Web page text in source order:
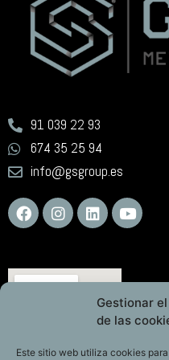
Gestionar
de las
Este sitio web utiliza cookies
91 039 22 93
674 35 25 94
info@gsgroup.es